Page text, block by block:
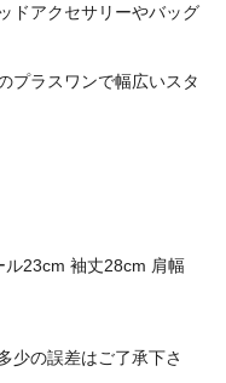
ドアクセサリーやバッグ
プラスワンで幅広いスタ
ル23cm 袖丈28cm 肩幅
少の誤差はご了承下さ